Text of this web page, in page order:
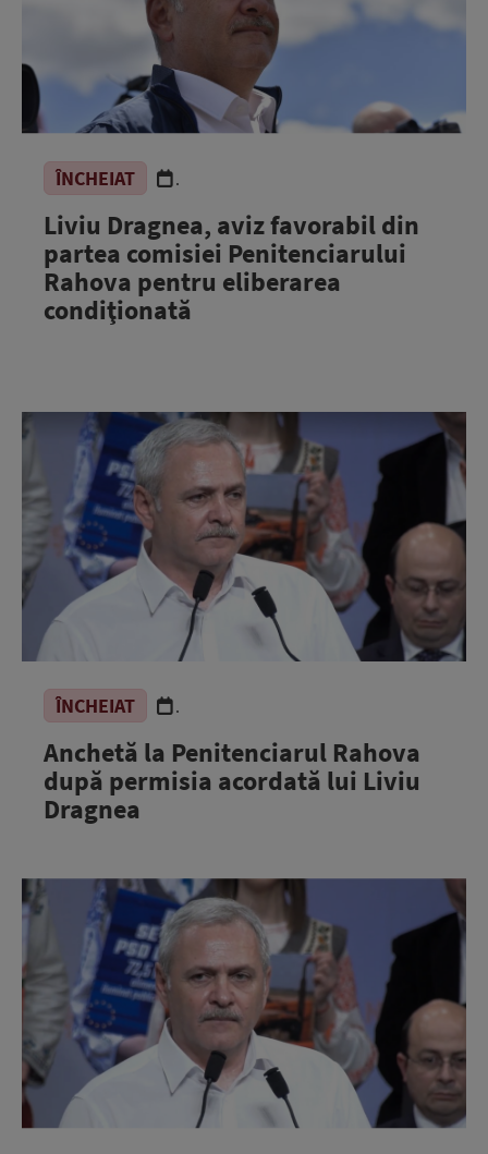
ÎNCHEIAT .
Liviu Dragnea, aviz favorabil din
partea comisiei Penitenciarului
Rahova pentru eliberarea
condiţionată
ÎNCHEIAT .
Anchetă la Penitenciarul Rahova
după permisia acordată lui Liviu
Dragnea